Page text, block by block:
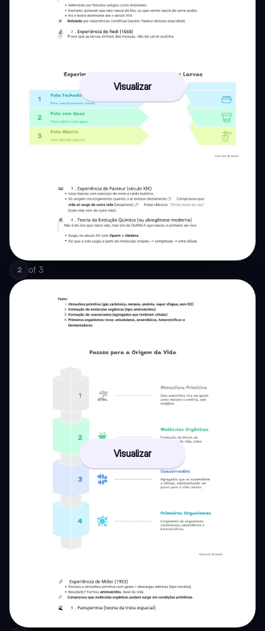
Visualizar
2 of 3
Visualizar